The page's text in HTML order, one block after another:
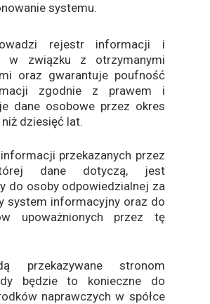
systemu.
rejestr informacji i
w związku z otrzymanymi
oraz gwarantuje poufność
zgodnie z prawem i
dane osobowe przez okres
niż dziesięć lat.
przekazanych przez
dane dotyczą, jest
do osoby odpowiedzialnej za
system informacyjny oraz do
upoważnionych przez tę
przekazywane stronom
będzie to konieczne do
naprawczych w spółce